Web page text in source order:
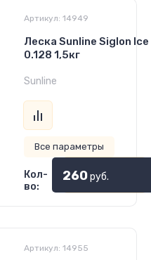
Артикул: 14949
Леска Sunline Siglon
0.128 1,5кг
Sunline
Все параметры
Кол-
во:
260руб.
Артикул: 14955